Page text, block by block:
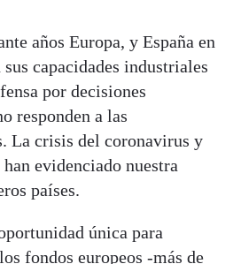
años Europa, y España en
capacidades industriales
por decisiones
responden a las
La crisis del coronavirus y
evidenciado nuestra
países.
única para
fondos europeos -más de